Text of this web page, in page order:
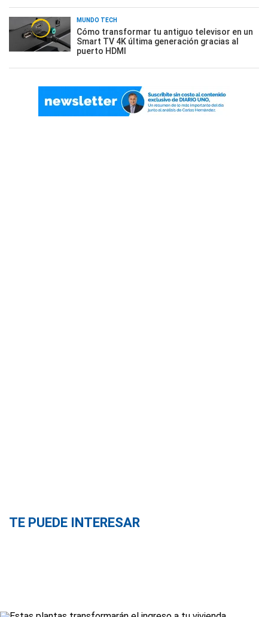
MUNDO TECH
Cómo transformar tu antiguo televisor en un
Smart TV 4K última generación gracias al
puerto HDMI
TE PUEDE INTERESAR